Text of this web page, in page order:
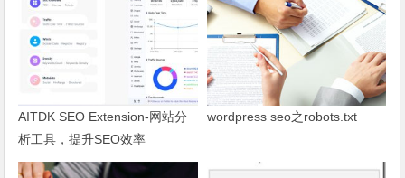
AITDK SEO Extension-网站分
析工具，提升SEO效率
wordpress seo之robots.txt